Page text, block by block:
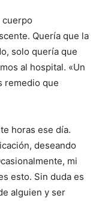
cuerpo
Quería que la
solo quería que
al hospital. «Un
remedio que
horas ese día.
deseando
mi
esto. Sin duda es
alguien y ser